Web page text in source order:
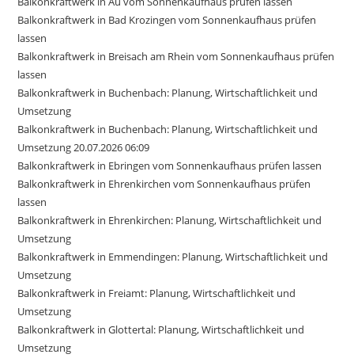
Balkonkraftwerk in Bad Krozingen vom Sonnenkaufhaus prüfen
lassen
Balkonkraftwerk in Breisach am Rhein vom Sonnenkaufhaus prüfen
lassen
Balkonkraftwerk in Buchenbach: Planung, Wirtschaftlichkeit und
Umsetzung
Balkonkraftwerk in Buchenbach: Planung, Wirtschaftlichkeit und
Umsetzung 20.07.2026 06:09
Balkonkraftwerk in Ebringen vom Sonnenkaufhaus prüfen lassen
Balkonkraftwerk in Ehrenkirchen vom Sonnenkaufhaus prüfen
lassen
Balkonkraftwerk in Ehrenkirchen: Planung, Wirtschaftlichkeit und
Umsetzung
Balkonkraftwerk in Emmendingen: Planung, Wirtschaftlichkeit und
Umsetzung
Balkonkraftwerk in Freiamt: Planung, Wirtschaftlichkeit und
Umsetzung
Balkonkraftwerk in Glottertal: Planung, Wirtschaftlichkeit und
Umsetzung